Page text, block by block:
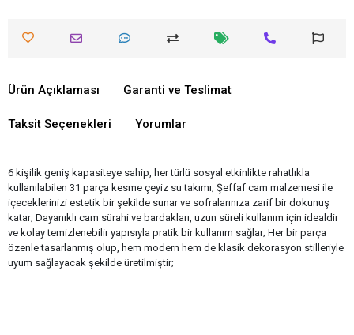
Ürün Açıklaması Garanti ve Teslimat
Taksit Seçenekleri Yorumlar
6 kişilik geniş kapasiteye sahip, her türlü sosyal etkinlikte rahatlıkla
kullanılabilen 31 parça kesme çeyiz su takımı; Şeffaf cam malzemesi ile
içeceklerinizi estetik bir şekilde sunar ve sofralarınıza zarif bir dokunuş
katar; Dayanıklı cam sürahi ve bardakları, uzun süreli kullanım için idealdir
ve kolay temizlenebilir yapısıyla pratik bir kullanım sağlar; Her bir parça
özenle tasarlanmış olup, hem modern hem de klasik dekorasyon stilleriyle
uyum sağlayacak şekilde üretilmiştir;